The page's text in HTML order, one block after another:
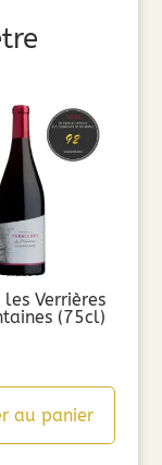
Verrières
(75cl)
au panier